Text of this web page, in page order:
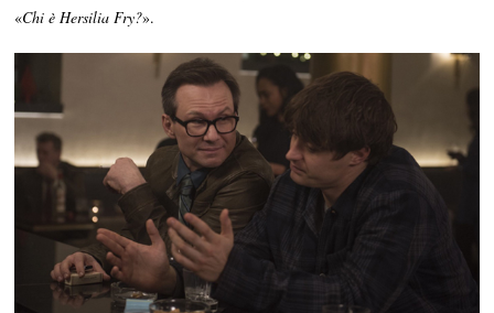
«Chi è Hersilia Fry?».